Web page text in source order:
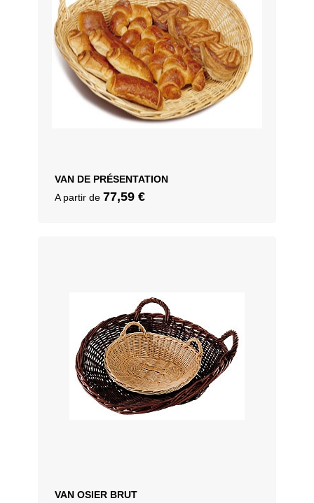
VAN DE PRÉSENTATION
A partir de 77,59 €
VAN OSIER BRUT